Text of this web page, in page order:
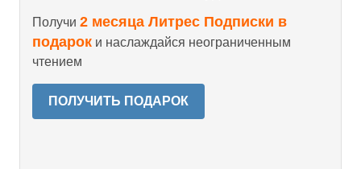
Получи 2 месяца Литрес Подписки в
подарок и наслаждайся неограниченным
чтением
ПОЛУЧИТЬ ПОДАРОК